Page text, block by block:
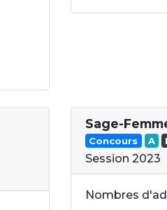
Sage-
Concours A
Session 2023
Nombres